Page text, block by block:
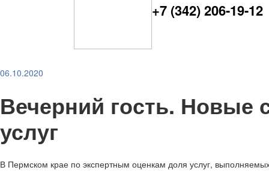
+7 (342) 206-19-12
06.10.2020
Вечерний гость. Новые
услуг
В Пермском крае по экспертным оценкам доля услуг,